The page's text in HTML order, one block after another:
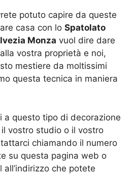
potuto capire da queste
casa con lo Spatolato
Monza vuol dire dare
vostra proprietà e noi,
mestiere da moltissimi
questa tecnica in maniera
a questo tipo di decorazione
vostro studio o il vostro
chiamando il numero
su questa pagina web o
che potete